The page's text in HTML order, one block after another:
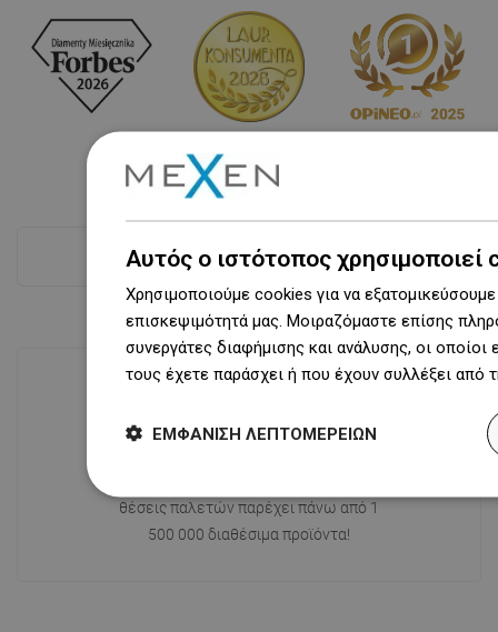
Δες όλα
Διαθεσιμότητα προϊόντων
θέσεις παλετών παρέχει πάνω από 1
500 000 διαθέσιμα προϊόντα!
Αυτός ο ιστότοπος χρησιμοποιεί
Χρησιμοποιούμε cookies για να
επισκεψιμότητά μας. Μοιραζόμαστε επίσης
συνεργάτες διαφήμισης και ανάλυσης, οι
τους έχετε παράσχει ή που έχουν συλλέξει
ΕΜΦΆΝΙΣΗ ΛΕΠΤΟΜΕΡΕΙΏΝ